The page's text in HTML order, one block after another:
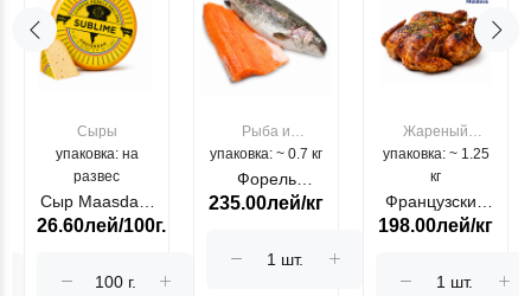
Сыры
упаковка: на
развес
Сыр Maasdam
Sublime Cow
26.60лей/100г.
Рыба и
морепродукты
упаковка: ~ 0.7 кг
Форель
лососевая
Moldovenesc"
235.00лей/кг
Жареный
цыпленок
упаковка: ~ 1.25
кг
Французский
гриль, кг
198.00лей/кг